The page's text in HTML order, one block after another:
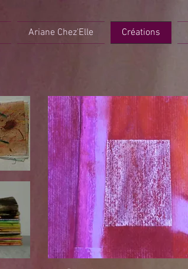
Ariane Chez'Elle Créations